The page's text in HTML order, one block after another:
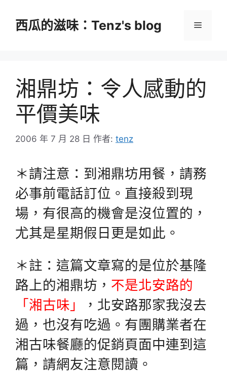
西瓜的滋味：Tenz's blog 選
湘鼎坊：令人感動的
平價美味
2006 年 7 月 28 日 作者: tenz
＊請注意：到湘鼎坊用餐，請務
必事前電話訂位。直接殺到現
場，有很高的機會是沒位置的，
尤其是星期假日更是如此。
＊註：這篇文章寫的是位於基隆
路上的湘鼎坊， 不是北安路的
「湘古味」
，北安路那家我沒去
過，也沒有吃過。有團購業者在
湘古味餐廳的促銷頁面中連到這
篇，請網友注意閱讀。